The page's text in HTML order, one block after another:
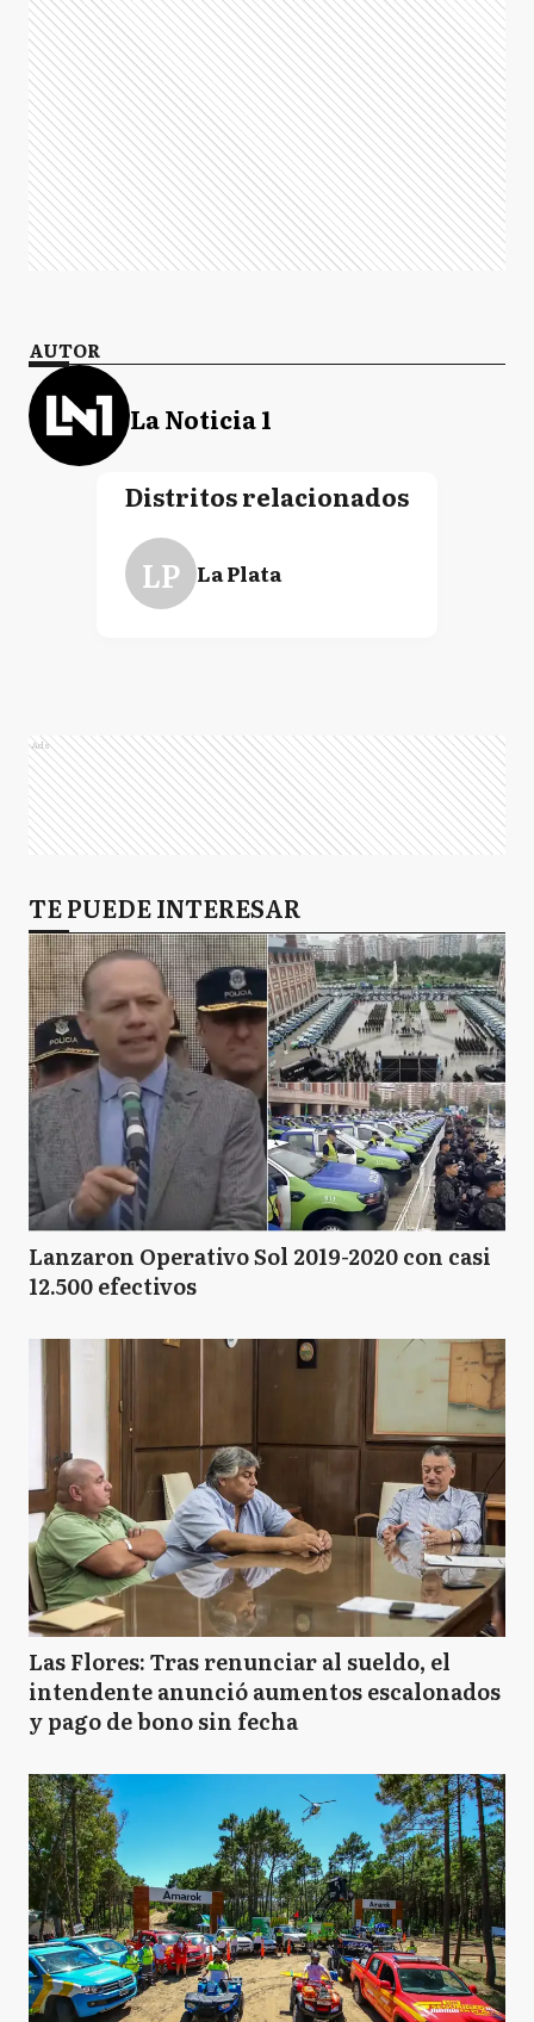
AUTOR
La Noticia 1
Distritos relacionados
LP La Plata
Ads
TE PUEDE INTERESAR
Lanzaron Operativo Sol 2019-2020 con casi
12.500 efectivos
Las Flores: Tras renunciar al sueldo, el
intendente anunció aumentos escalonados
y pago de bono sin fecha